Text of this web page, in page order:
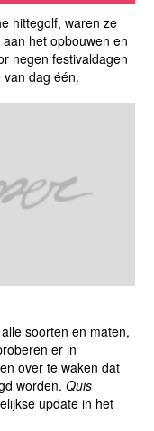
hittegolf, waren ze
het opbouwen en
negen festivaldagen
dag één.
soorten en maten,
er in
over te waken dat
worden. Quis
update in het